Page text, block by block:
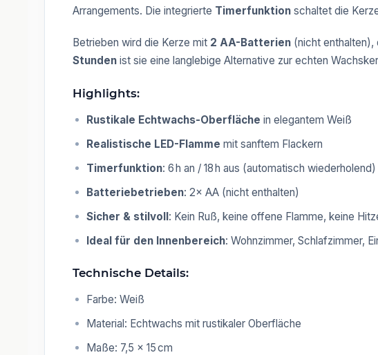
Arrangements. Die integrierte Timerfunktion schaltet die
Betrieben wird die Kerze mit 2 AA-Batterien (nicht enthalten),
Stunden ist sie eine langlebige Alternative zur echten
Highlights:
Rustikale Echtwachs-Oberfläche in elegantem Weiß
Realistische LED-Flamme mit sanftem Flackern
Timerfunktion: 6 h an / 18 h aus (automatisch wiederholend)
Batteriebetrieben: 2× AA (nicht enthalten)
Sicher & stilvoll: Kein Ruß, keine offene Flamme, keine
Ideal für den Innenbereich: Wohnzimmer, Schlafzimmer,
Technische Details:
Farbe: Weiß
Material: Echtwachs mit rustikaler Oberfläche
Maße: 7,5 × 15 cm